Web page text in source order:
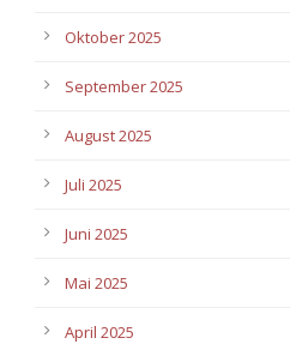
Oktober 2025
September 2025
August 2025
Juli 2025
Juni 2025
Mai 2025
April 2025